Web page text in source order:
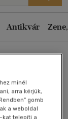
Antikvár
minél
arra kérjük,
gomb
a weboldal
kat telepíti a